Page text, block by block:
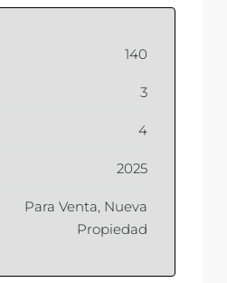
140
3
4
2025
Para Venta, Nueva
Propiedad